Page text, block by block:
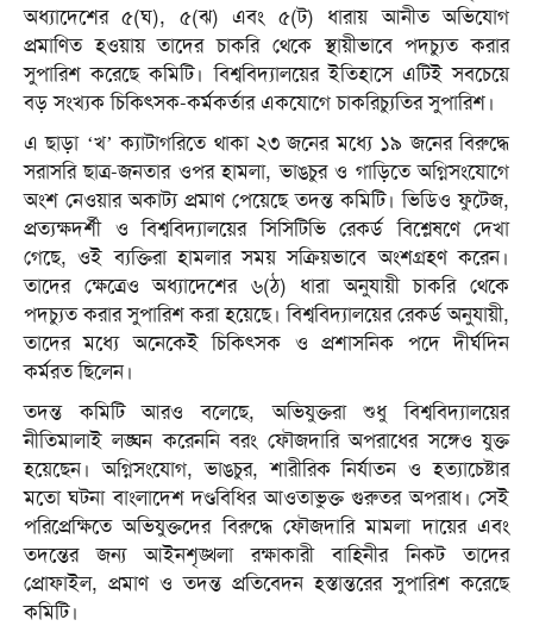
অধ্যাদেশের ৫(ঘ), ৫(ঝ) এবং ৫(ট) ধারায় আনীত অভিযোগ
প্রমাণিত হওয়ায় তাদের চাকরি থেকে স্থায়ীভাবে পদচ্যুত করার
সুপারিশ করেছে কমিটি। বিশ্ববিদ্যালয়ের ইতিহাসে এটিই সবচেয়ে
বড় সংখ্যক চিকিৎসক-কর্মকর্তার একযোগে চাকরিচ্যুতির সুপারিশ।
এ ছাড়া ‘খ’ ক্যাটাগরিতে থাকা ২৩ জনের মধ্যে ১৯ জনের বিরুদ্ধে
সরাসরি ছাত্র-জনতার ওপর হামলা, ভাঙচুর ও গাড়িতে অগ্নিসংযোগে
অংশ নেওয়ার অকাট্য প্রমাণ পেয়েছে তদন্ত কমিটি। ভিডিও ফুটেজ,
প্রত্যক্ষদর্শী ও বিশ্ববিদ্যালয়ের সিসিটিভি রেকর্ড বিশ্লেষণে দেখা
গেছে, ওই ব্যক্তিরা হামলার সময় সক্রিয়ভাবে অংশগ্রহণ করেন।
তাদের ক্ষেত্রেও অধ্যাদেশের ৬(ঠ) ধারা অনুযায়ী চাকরি থেকে
পদচ্যুত করার সুপারিশ করা হয়েছে। বিশ্ববিদ্যালয়ের রেকর্ড অনুযায়ী,
তাদের মধ্যে অনেকেই চিকিৎসক ও প্রশাসনিক পদে দীর্ঘদিন
কর্মরত ছিলেন।
তদন্ত কমিটি আরও বলেছে, অভিযুক্তরা শুধু বিশ্ববিদ্যালয়ের
নীতিমালাই লঙ্ঘন করেননি বরং ফৌজদারি অপরাধের সঙ্গেও যুক্ত
হয়েছেন। অগ্নিসংযোগ, ভাঙচুর, শারীরিক নির্যাতন ও হত্যাচেষ্টার
মতো ঘটনা বাংলাদেশ দণ্ডবিধির আওতাভুক্ত গুরুতর অপরাধ। সেই
পরিপ্রেক্ষিতে অভিযুক্তদের বিরুদ্ধে ফৌজদারি মামলা দায়ের এবং
তদন্তের জন্য আইনশৃঙ্খলা রক্ষাকারী বাহিনীর নিকট তাদের
প্রোফাইল, প্রমাণ ও তদন্ত প্রতিবেদন হস্তান্তরের সুপারিশ করেছে
কমিটি।